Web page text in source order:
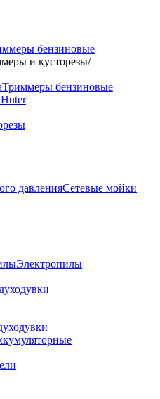
бензиновые
и кусторезы/
Триммеры бензиновые
давленияСетевые мойки
Электропилы